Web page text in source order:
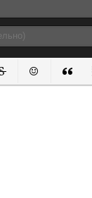
Вставить